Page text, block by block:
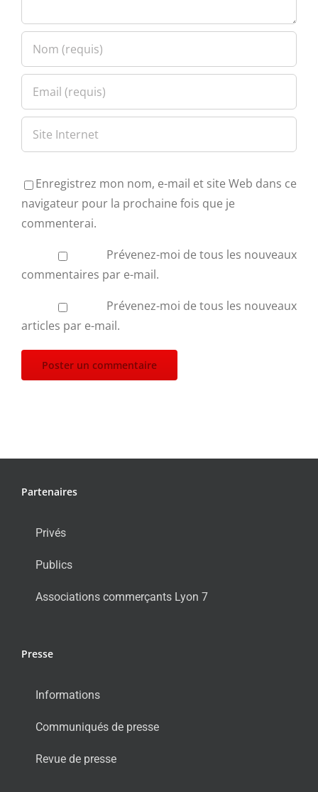
Enregistrez mon nom, e-mail et site Web dans ce
navigateur pour la prochaine fois que je
commenterai.
Prévenez-moi de tous les nouveaux
commentaires par e-mail.
Prévenez-moi de tous les nouveaux
articles par e-mail.
Partenaires
Privés
Publics
Associations commerçants Lyon 7
Presse
Informations
Communiqués de presse
Revue de presse